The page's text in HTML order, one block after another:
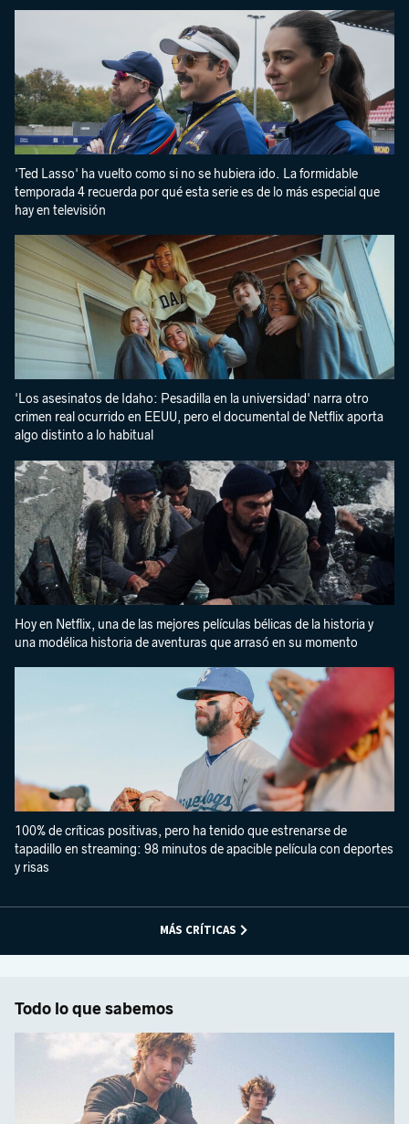
'Ted Lasso' ha vuelto como si no se hubiera ido. La formidable
temporada 4 recuerda por qué esta serie es de lo más especial que
hay en televisión
'Los asesinatos de Idaho: Pesadilla en la universidad' narra otro
crimen real ocurrido en EEUU, pero el documental de Netflix aporta
algo distinto a lo habitual
Hoy en Netflix, una de las mejores películas bélicas de la historia y
una modélica historia de aventuras que arrasó en su momento
100% de críticas positivas, pero ha tenido que estrenarse de
tapadillo en streaming: 98 minutos de apacible película con deportes
y risas
MÁS CRÍTICAS
Todo lo que sabemos